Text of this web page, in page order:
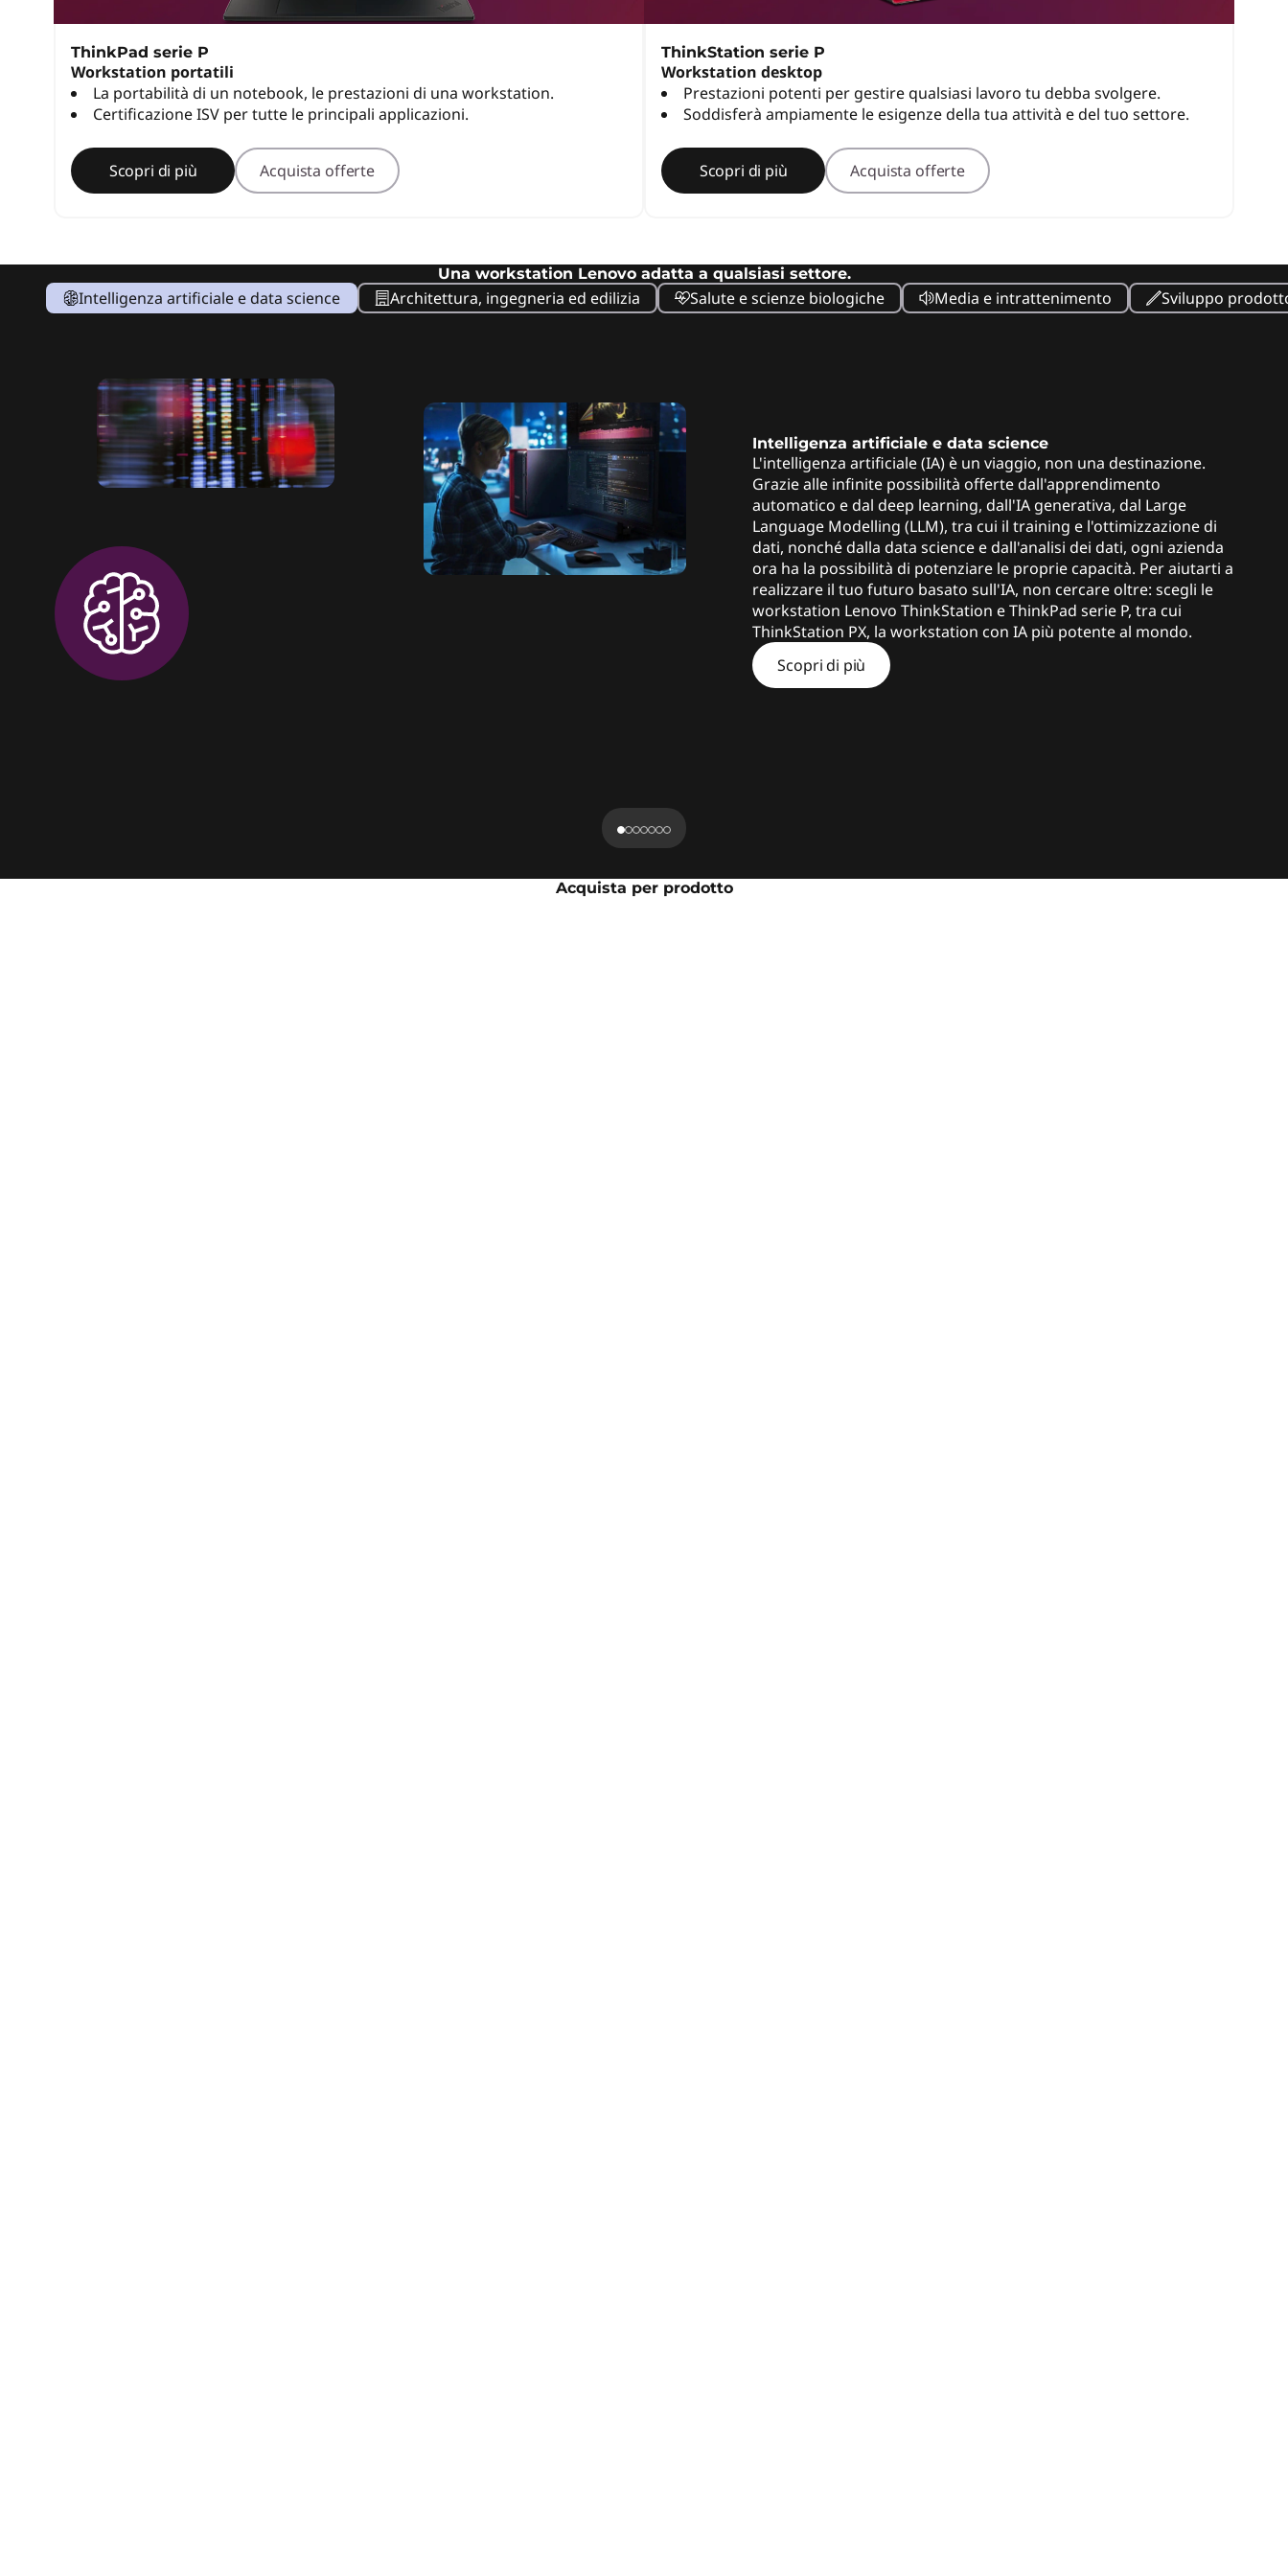
s
ThinkPad serie P
Workstation portatili
La portabilità di un notebook, le prestazioni di una workstation.
Certificazione ISV per tutte le principali applicazioni.
Scopri di più Acquista offerte
ThinkStation serie P
Workstation desktop
Prestazioni potenti per gestire qualsiasi lavoro tu debba svolgere.
Soddisferà ampiamente le esigenze della tua attività e del tuo settore.
Scopri di più Acquista offerte
Una workstation Lenovo adatta a qualsiasi settore.
Intelligenza artificiale e data science Architettura, ingegneria ed edilizia Salute e scienze biologiche Media e intrattenimento Sviluppo
Intelligenza artificiale e data science
L'intelligenza artificiale (IA) è un viaggio, non una destinazione.
Grazie alle infinite possibilità offerte dall'apprendimento
automatico e dal deep learning, dall'IA generativa, dal Large
Language Modelling (LLM), tra cui il training e l'ottimizzazione di
dati, nonché dalla data science e dall'analisi dei dati, ogni azienda
ora ha la possibilità di potenziare le proprie capacità. Per aiutarti a
realizzare il tuo futuro basato sull'IA, non cercare oltre: scegli le
workstation Lenovo ThinkStation e ThinkPad serie P, tra cui
ThinkStation PX, la workstation con IA più potente al mondo.
Scopri di più
Acquista per prodotto